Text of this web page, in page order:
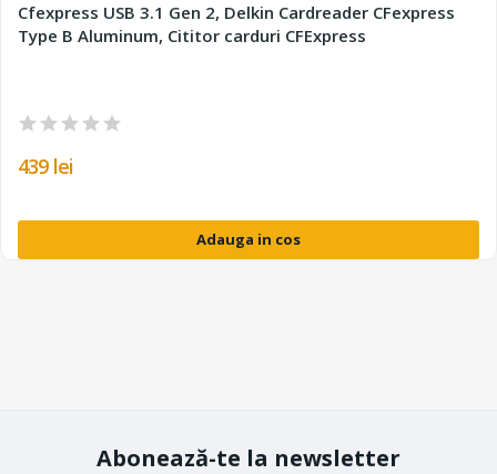
Cfexpress USB 3.1 Gen 2, Delkin Cardreader CFexpress
Type B Aluminum, Cititor carduri CFExpress
439 lei
Adauga in cos
Abonează-te la newsletter